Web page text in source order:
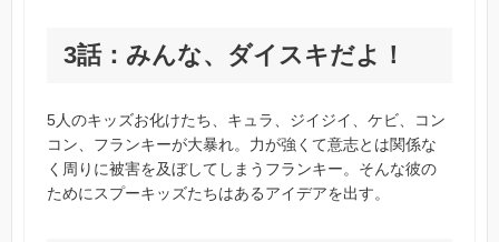
3話：みんな、ダイスキだよ！
5人のキッズお化けたち、キュラ、ジイジイ、ケビ、コン
コン、フランキーが大暴れ。力が強くて意志とは関係な
く周りに被害を及ぼしてしまうフランキー。そんな彼の
ためにスプーキッズたちはあるアイデアを出す。